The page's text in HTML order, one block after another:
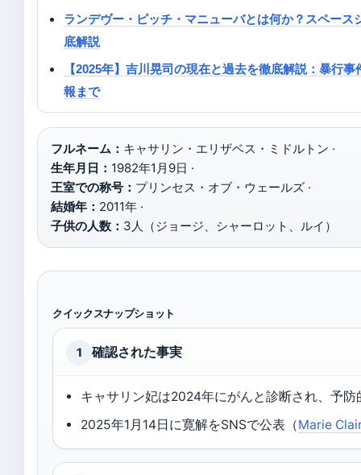
ランデヴー・ピッチ・マニューバとは何か？スペー
底解説
【2025年】吉川晃司の現在と過去を徹底解説：暴行
報まで
フルネーム： キャサリン・エリザベス・ミドルトン ·
生年月日： 1982年1月9日 ·
王室での称号： プリンセス・オブ・ウェールズ ·
結婚年： 2011年 ·
子供の人数： 3人（ジョージ、シャーロット、ルイ）
クイックスナップショット
1 確認された事実
キャサリン妃は2024年にがんと診断され、予
2025年1月14日に寛解をSNSで公表（Marie